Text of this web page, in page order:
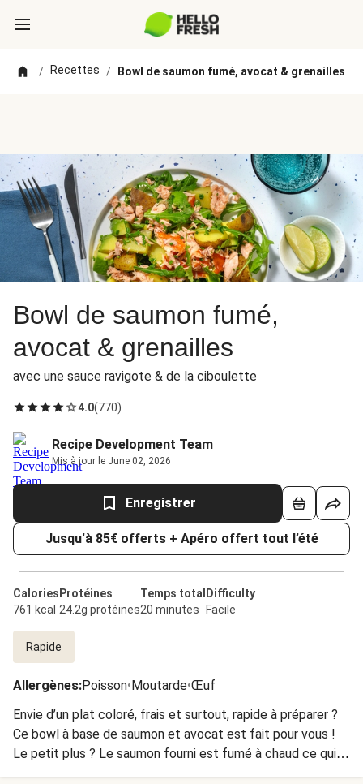
/ Recettes / Bowl de saumon fumé, avocat & grenailles
Bowl de saumon fumé,
avocat & grenailles
avec une sauce ravigote & de la ciboulette
4.0(770)
Recipe Development Team
Mis à jour le June 02, 2026
Enregistrer
Jusqu'à 85€ offerts + Apéro offert tout l’été
Calories
761 kcal
Protéines
24.2g protéines
Temps total
20 minutes
Difficulty
Facile
Rapide
Allergènes:Poisson•Moutarde•Œuf
Envie d’un plat coloré, frais et surtout, rapide à préparer ?
Ce bowl à base de saumon et avocat est fait pour vous !
Le petit plus ? Le saumon fourni est fumé à chaud ce qui
donne à ce plat une saveur incomparable. En prime, il ne